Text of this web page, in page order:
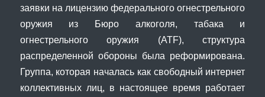
заявки на лицензию федерального огнестрельного
оружия из Бюро алкоголя, табака и
огнестрельного оружия (ATF), структура
распределенной обороны была реформирована.
Группа, которая началась как свободный интернет
коллективных лиц, в настоящее время работает